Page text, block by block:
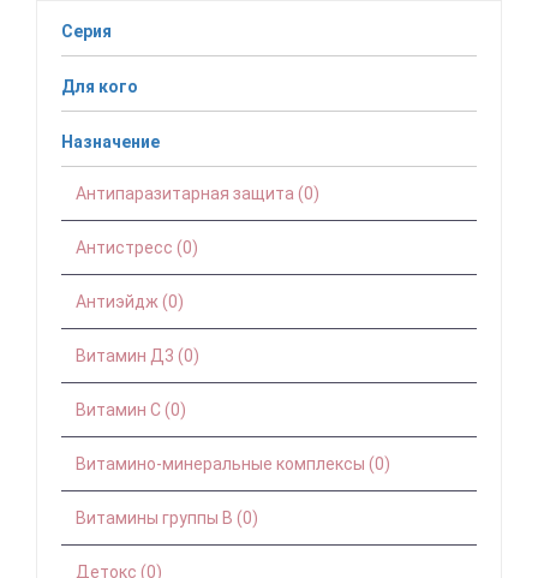
Серия
Для кого
Назначение
Антипаразитарная защита (0)
Антистресс (0)
Антиэйдж (0)
Витамин Д3 (0)
Витамин С (0)
Витамино-минеральные комплексы (0)
Витамины группы B (0)
Детокс (0)